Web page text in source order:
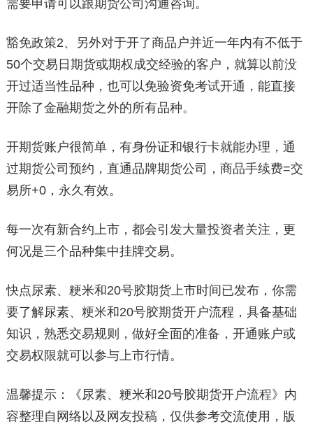
需要申请可以跟期货公司沟通咨询。
豁免政策2、另外对于开了商品户并近一年内有不低于
50个交易日期货或期权成交经验的客户，就算以前没
开过适当性品种，也可以免验资免考试开通，能直接
开除了金融期货之外的所有品种。
开期货账户很简单，有身份证和银行卡就能办理，通
过期货公司预约，直通品牌期货公司，商品手续费=交
易所+0，永久有效。
每一次有新合约上市，都会引发大量投资者关注，更
何况是三个品种集中挂牌交易。
快点尿素、粳米和20号胶期货上市时间已发布，你需
要了解尿素、粳米和20号胶期货开户流程，具备基础
知识，熟悉交易规则，做好全面的准备，开通账户或
交易权限就可以参与上市行情。
温馨提示：《尿素、粳米和20号胶期货开户流程》内
容整理自网络以及网友投稿，仅供参考交流使用，版